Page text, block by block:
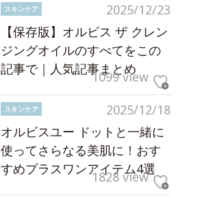
2025/12/23
スキンケア
【保存版】オルビス ザ クレン
ジングオイルのすべてをこの
記事で｜人気記事まとめ
1099 view
2025/12/18
スキンケア
オルビスユー ドットと一緒に
使ってさらなる美肌に！おす
すめプラスワンアイテム4選
1828 view